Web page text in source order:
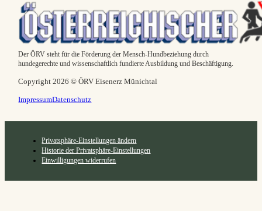
Der ÖRV steht für die Förderung der Mensch-Hundbeziehung durch
hundegerechte und wissenschaftlich fundierte Ausbildung und Beschäftigung.
Copyright 2026 © ÖRV Eisenerz Münichtal
ImpressumDatenschutz
Privatsphäre-Einstellungen ändern
Historie der Privatsphäre-Einstellungen
Einwilligungen widerrufen